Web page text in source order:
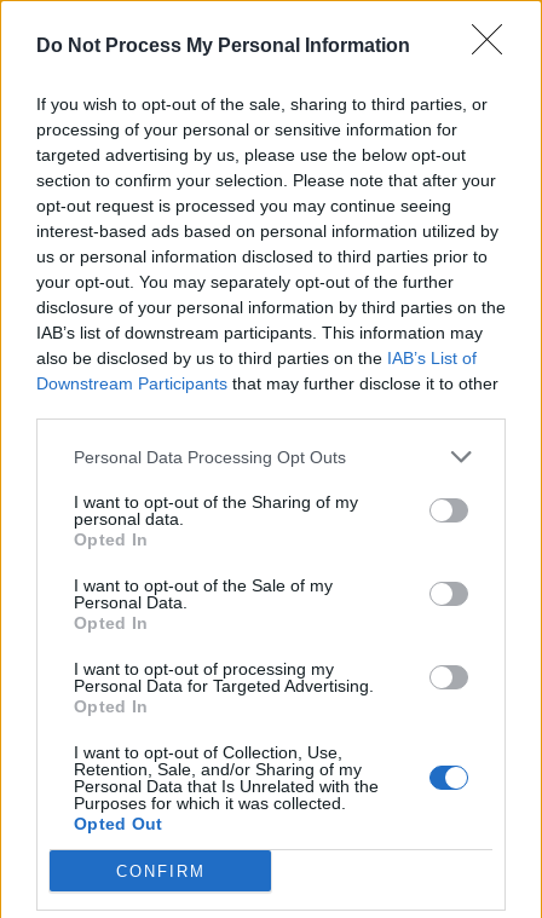
Do Not Process My Personal Information
If you wish to opt-out of the sale, sharing to third parties, or
processing of your personal or sensitive information for
targeted advertising by us, please use the below opt-out
section to confirm your selection. Please note that after your
opt-out request is processed you may continue seeing
interest-based ads based on personal information utilized by
us or personal information disclosed to third parties prior to
your opt-out. You may separately opt-out of the further
disclosure of your personal information by third parties on the
IAB’s list of downstream participants. This information may
also be disclosed by us to third parties on the IAB’s List of
Downstream Participants that may further disclose it to other
Personal Data Processing Opt Outs
I want to opt-out of the Sharing of my
personal data.
Opted In
I want to opt-out of the Sale of my
Personal Data.
Opted In
I want to opt-out of processing my
Personal Data for Targeted Advertising.
Opted In
I want to opt-out of Collection, Use,
Retention, Sale, and/or Sharing of my
Personal Data that Is Unrelated with the
Purposes for which it was collected.
Opted Out
CONFIRM